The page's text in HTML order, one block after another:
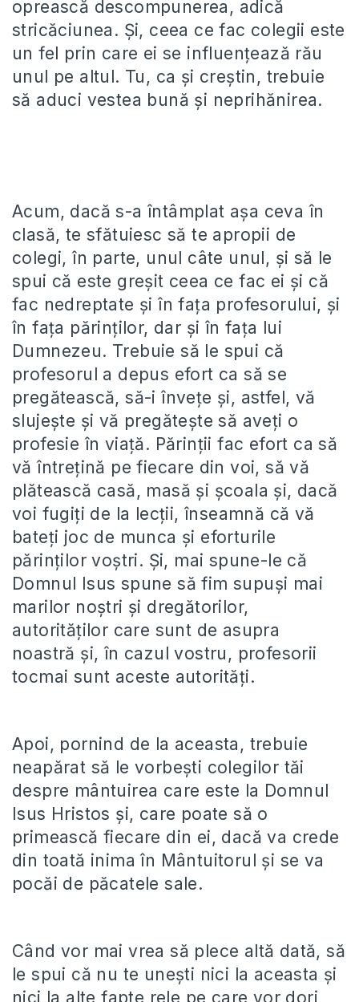
oprească descompunerea, adică
stricăciunea. Și, ceea ce fac colegii este
un fel prin care ei se influențează rău
unul pe altul. Tu, ca și creștin, trebuie
să aduci vestea bună și neprihănirea.
Acum, dacă s-a întâmplat așa ceva în
clasă, te sfătuiesc să te apropii de
colegi, în parte, unul câte unul, și să le
spui că este greșit ceea ce fac ei și că
fac nedreptate și în fața profesorului, și
în fața părinților, dar și în fața lui
Dumnezeu. Trebuie să le spui că
profesorul a depus efort ca să se
pregătească, să-i învețe și, astfel, vă
slujește și vă pregătește să aveți o
profesie în viață. Părinții fac efort ca să
vă întrețină pe fiecare din voi, să vă
plătească casă, masă și școala și, dacă
voi fugiți de la lecții, înseamnă că vă
bateți joc de munca și eforturile
părinților voștri. Și, mai spune-le că
Domnul Isus spune să fim supuși mai
marilor noștri și dregătorilor,
autorităților care sunt de asupra
noastră și, în cazul vostru, profesorii
tocmai sunt aceste autorități.
Apoi, pornind de la aceasta, trebuie
neapărat să le vorbești colegilor tăi
despre mântuirea care este la Domnul
Isus Hristos și, care poate să o
primească fiecare din ei, dacă va crede
din toată inima în Mântuitorul și se va
pocăi de păcatele sale.
Când vor mai vrea să plece altă dată, să
le spui că nu te unești nici la aceasta și
nici la alte fapte rele pe care vor dori